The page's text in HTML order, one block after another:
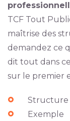
TCF Tout
maîtrise des
demandez ce
dit tout dans
sur le premier
Structure
Exemple